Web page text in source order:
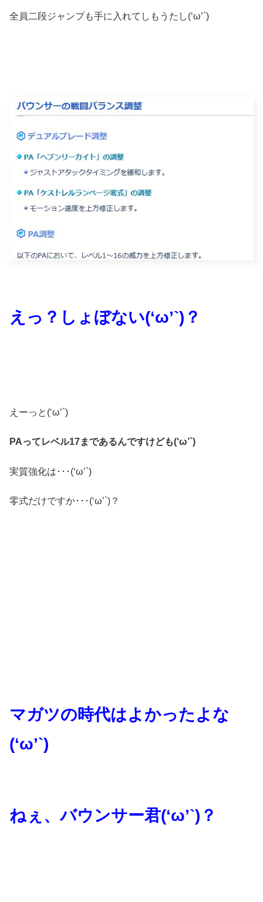
全員二段ジャンプも手に入れてしもうたし(‘ω’`)
えっ？しょぼない(‘ω’`)？
えーっと(‘ω’`)
PAってレベル17まであるんですけども(‘ω’`)
実質強化は･･･(‘ω’`)
零式だけですか･･･(‘ω’`)？
マガツの時代はよかったよな
(‘ω’`)
ねぇ、バウンサー君(‘ω’`)？